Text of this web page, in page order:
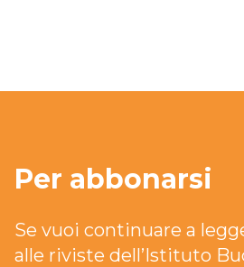
Per abbonarsi
Se vuoi continuare a
alle riviste dell’Istituto